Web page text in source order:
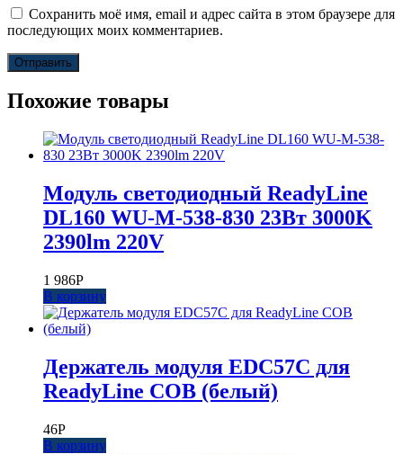
Сохранить моё имя, email и адрес сайта в этом браузере для
последующих моих комментариев.
Похожие товары
Модуль светодиодный ReadyLine
DL160 WU-M-538-830 23Вт 3000K
2390lm 220V
1 986Р
В корзину
Держатель модуля EDC57C для
ReadyLine COB (белый)
46Р
В корзину